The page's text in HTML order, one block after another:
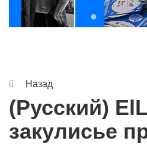
Назад
(Русский)
закулисье